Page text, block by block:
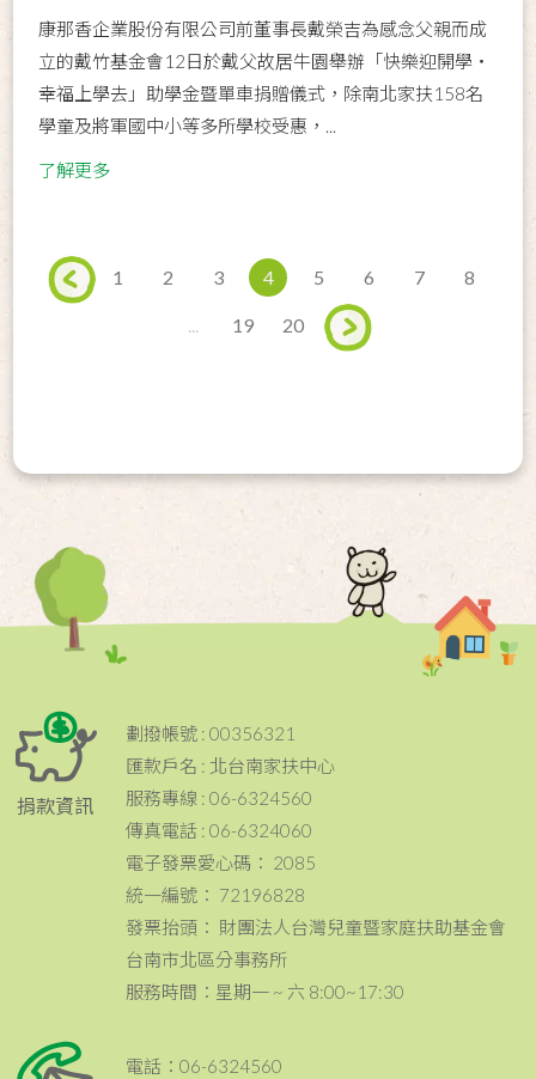
康那香企業股份有限公司前董事長戴榮吉為感念父親而成
立的戴竹基金會12日於戴父故居牛園舉辦「快樂迎開學‧
幸福上學去」助學金暨單車捐贈儀式，除南北家扶158名
學童及將軍國中小等多所學校受惠，...
了解更多
1 2 3 4 5 6 7 8
19 20
捐款資訊
劃撥帳號 : 00356321
匯款戶名 : 北台南家扶中心
服務專線 : 06-6324560
傳真電話 : 06-6324060
電子發票愛心碼： 2085
統一編號： 72196828
發票抬頭： 財團法人台灣兒童暨家庭扶助基金會
台南市北區分事務所
服務時間：星期一 ~ 六 8:00~17:30
電話：06-6324560